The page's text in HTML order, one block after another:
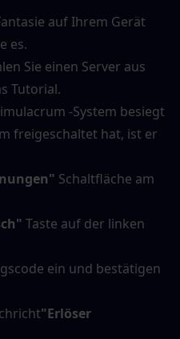
auf Ihrem Gerät
es.
Sie einen Server aus
Tutorial.
-System besiegt
freigeschaltet hat, ist er
Schaltfläche am
Taste auf der linken
ein und bestätigen
"Erlöser